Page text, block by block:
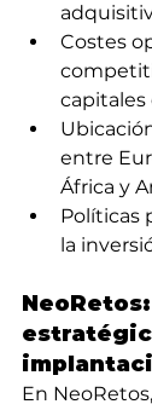
Costes
capitales
entre
África y
Políticas
la
En